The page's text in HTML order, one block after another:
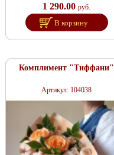
1 290.00 руб.
В корзину
Комплимент "Тиффани"
Артикул: 104038